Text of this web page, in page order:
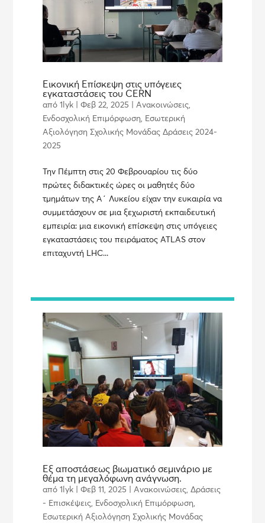
Εικονική Επίσκεψη στις υπόγειες
εγκαταστάσεις του CERN
από1lyk |Φεβ 22, 2025 |Ανακοινώσεις,
Ενδοσχολική Επιμόρφωση, Εσωτερική
Αξιολόγηση Σχολικής Μονάδας Δράσεις 2024-
2025
Την Πέμπτη στις 20 Φεβρουαρίου τις δύο
πρώτες διδακτικές ώρες οι μαθητές δύο
τμημάτων της Α΄ Λυκείου είχαν την ευκαιρία να
συμμετάσχουν σε μια ξεχωριστή εκπαιδευτική
εμπειρία: μια εικονική επίσκεψη στις υπόγειες
εγκαταστάσεις του πειράματος ATLAS στον
επιταχυντή LHC...
Εξ αποστάσεως βιωματικό σεμινάριο με
θέμα τη μεγαλόφωνη ανάγνωση.
από1lyk |Φεβ 11, 2025 |Ανακοινώσεις,Δράσεις
- Επισκέψεις, Ενδοσχολική Επιμόρφωση,
Εσωτερική Αξιολόγηση Σχολικής Μονάδας